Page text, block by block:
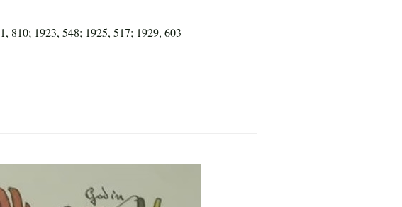
810; 1923, 548; 1925, 517; 1929, 603